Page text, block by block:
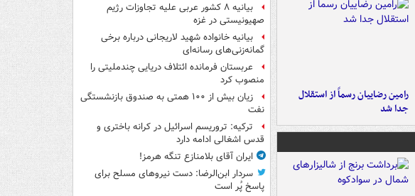
رامین رضاییان رسماً از استقلال
جدا شد
بیانیه ۸ کشور عربی علیه تجاوزات رژیم
صهیونیستی در غزه
بیانیه خانواده شهید لاریجانی درباره برخی
گمانه‌زنی‌های رسانه‌ای
عربستان فرمانده ائتلاف دریایی چندملیتی را
منصوب کرد
زیان بیش از ۱۰۰ همتی به صندوق‌ بازنشستگی
نفت
ترکیه: تروریسم اسرائیل در کرانه باختری و
قدس اشغالی ادامه دارد
ایران آقای بلامنازع تنگه هرمز!
سردار ابن‌الرضا: دست نیروهای مسلح برای
پاسخ پُر است